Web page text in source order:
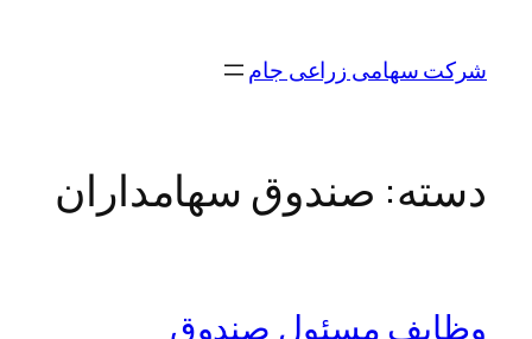
محتواشرکت سهامی زراعی جام
دسته: صندوق سهامداران
وظایف مسئول صندوق